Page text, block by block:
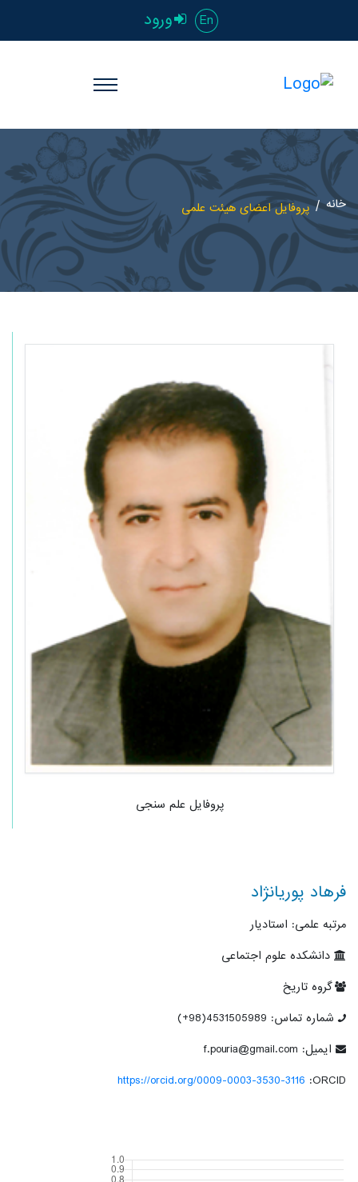
En ورود
خانه پروفایل اعضای هیئت علمی
پروفایل علم سنجی
فرهاد پوریانژاد
مرتبه علمی: استادیار
دانشکده علوم اجتماعی
گروه تاریخ
شماره تماس: 4531505989(98+)
ایمیل: f.pouria@gmail.com
ORCID:
https://orcid.org/0009-0003-3530-3116